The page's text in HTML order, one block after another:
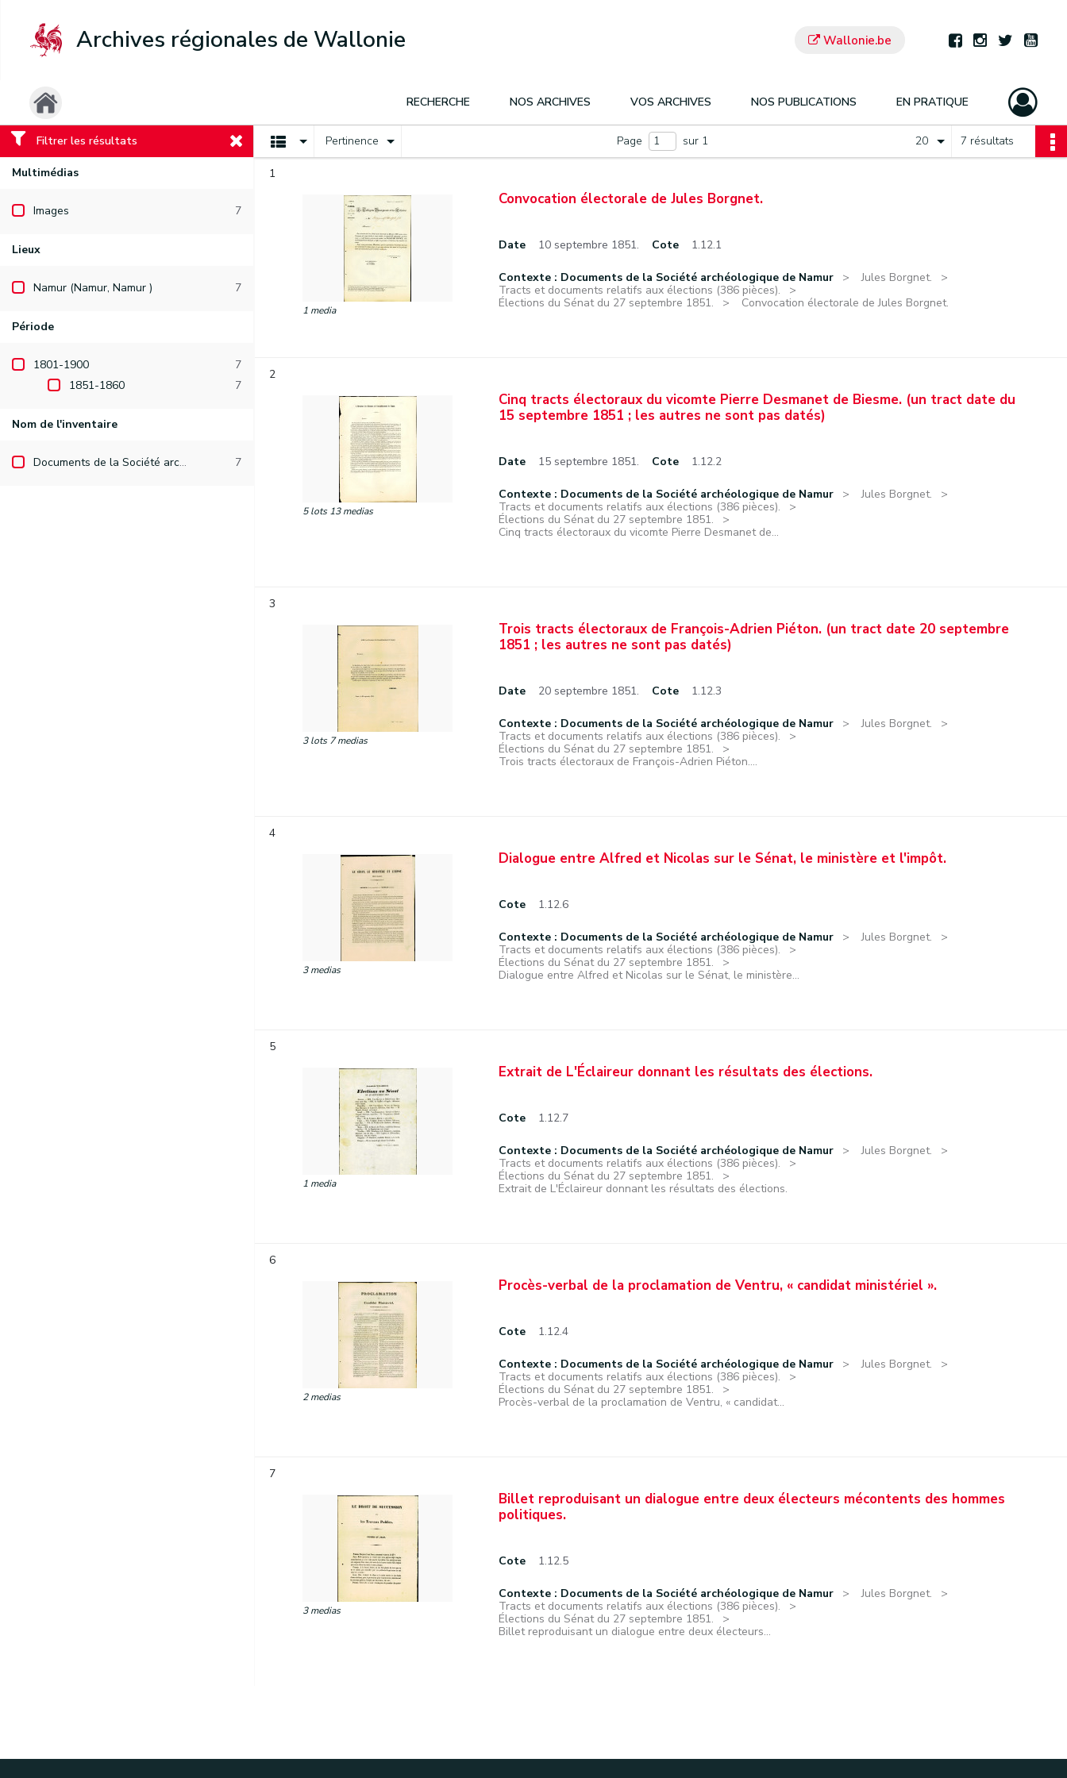
Archives régionales de Wallonie Wallonie.be
RECHERCHE NOS ARCHIVES VOS ARCHIVES NOS PUBLICATIONS EN PRATIQUE
Filtrer les résultats
Multimédias
Images 7
Lieux
Namur (Namur, Namur ) 7
Période
1801-1900
7
1851-1860
7
Nom de l'inventaire
Documents de la Société archéologique de Namur 7
Pertinence Page sur 1 7 résultats
20
1
1 media
Convocation électorale de Jules Borgnet.
Date 10 septembre 1851. Cote 1.12.1
Contexte : Documents de la Société archéologique de Namur
Jules Borgnet.
Tracts et documents relatifs aux élections (386 pièces).
Élections du Sénat du 27 septembre 1851.
Convocation électorale de Jules Borgnet.
2
5 lots 13 medias
Cinq tracts électoraux du vicomte Pierre Desmanet de Biesme. (un tract date du
15 septembre 1851 ; les autres ne sont pas datés)
Date 15 septembre 1851. Cote 1.12.2
Contexte : Documents de la Société archéologique de Namur
Jules Borgnet.
Tracts et documents relatifs aux élections (386 pièces).
Élections du Sénat du 27 septembre 1851.
Cinq tracts électoraux du vicomte Pierre Desmanet de...
3
3 lots 7 medias
Trois tracts électoraux de François-Adrien Piéton. (un tract date 20 septembre
1851 ; les autres ne sont pas datés)
Date 20 septembre 1851. Cote 1.12.3
Contexte : Documents de la Société archéologique de Namur
Jules Borgnet.
Tracts et documents relatifs aux élections (386 pièces).
Élections du Sénat du 27 septembre 1851.
Trois tracts électoraux de François-Adrien Piéton....
4
3 medias
Dialogue entre Alfred et Nicolas sur le Sénat, le ministère et l'impôt.
Cote 1.12.6
Contexte : Documents de la Société archéologique de Namur
Jules Borgnet.
Tracts et documents relatifs aux élections (386 pièces).
Élections du Sénat du 27 septembre 1851.
Dialogue entre Alfred et Nicolas sur le Sénat, le ministère...
5
1 media
Extrait de L'Éclaireur donnant les résultats des élections.
Cote 1.12.7
Contexte : Documents de la Société archéologique de Namur
Jules Borgnet.
Tracts et documents relatifs aux élections (386 pièces).
Élections du Sénat du 27 septembre 1851.
Extrait de L'Éclaireur donnant les résultats des élections.
6
2 medias
Procès-verbal de la proclamation de Ventru, « candidat ministériel ».
Cote 1.12.4
Contexte : Documents de la Société archéologique de Namur
Jules Borgnet.
Tracts et documents relatifs aux élections (386 pièces).
Élections du Sénat du 27 septembre 1851.
Procès-verbal de la proclamation de Ventru, « candidat...
7
3 medias
Billet reproduisant un dialogue entre deux électeurs mécontents des hommes
politiques.
Cote 1.12.5
Contexte : Documents de la Société archéologique de Namur
Jules Borgnet.
Tracts et documents relatifs aux élections (386 pièces).
Élections du Sénat du 27 septembre 1851.
Billet reproduisant un dialogue entre deux électeurs...